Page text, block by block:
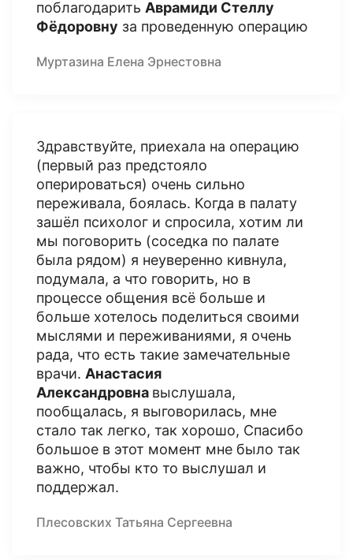
поблагодарить Аврамиди Стеллу
Фёдоровну за проведенную операцию
Муртазина Елена Эрнестовна
Здравствуйте, приехала на операцию
(первый раз предстояло
оперироваться) очень сильно
переживала, боялась. Когда в палату
зашёл психолог и спросила, хотим ли
мы поговорить (соседка по палате
была рядом) я неуверенно кивнула,
подумала, а что говорить, но в
процессе общения всё больше и
больше хотелось поделиться своими
мыслями и переживаниями, я очень
рада, что есть такие замечательные
врачи. Анастасия
Александровна выслушала,
пообщалась, я выговорилась, мне
стало так легко, так хорошо, Спасибо
большое в этот момент мне было так
важно, чтобы кто то выслушал и
поддержал.
Плесовских Татьяна Сергеевна